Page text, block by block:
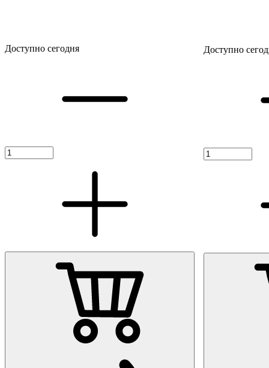
Доступно сегодня Доступно